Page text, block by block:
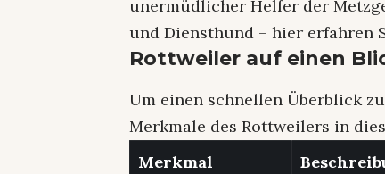
unermüdlicher Helfer der
und Diensthund – hier erfahren
Rottweiler auf einen
Um einen schnellen Überblick
Merkmale des Rottweilers in
Merkmal